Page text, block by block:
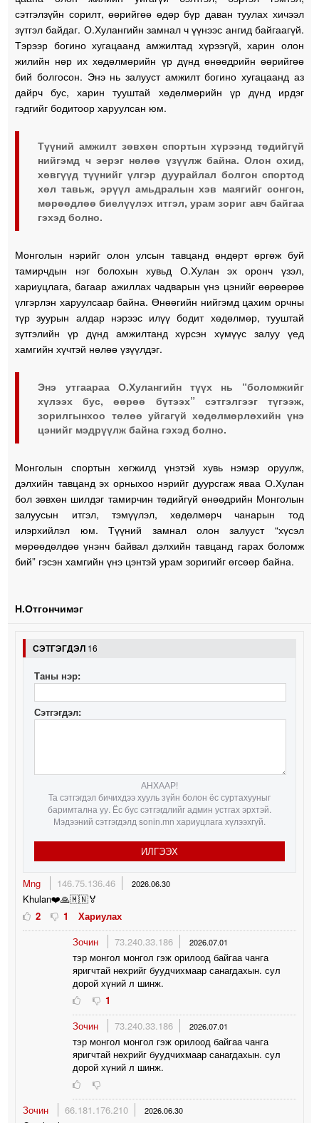
сэтгэлзүйн сорилт, өөрийгөө өдөр бүр даван туулах хичээл
зүтгэл байдаг. О.Хулангийн замнал ч үүнээс ангид байгаагүй.
Тэрээр богино хугацаанд амжилтад хүрээгүй, харин олон
жилийн нөр их хөдөлмөрийн үр дүнд өнөөдрийн өөрийгөө
бий болгосон. Энэ нь залууст амжилт богино хугацаанд аз
дайрч бус, харин тууштай хөдөлмөрийн үр дүнд ирдэг
гэдгийг бодитоор харуулсан юм.
Түүний амжилт зөвхөн спортын хүрээнд төдийгүй
нийгэмд ч эерэг нөлөө үзүүлж байна. Олон охид,
хөвгүүд түүнийг үлгэр дуурайлал болгон спортод
хөл тавьж, эрүүл амьдралын хэв маягийг сонгон,
мөрөөдлөө биелүүлэх итгэл, урам зориг авч байгаа
гэхэд болно.
Монголын нэрийг олон улсын тавцанд өндөрт өргөж буй
тамирчдын нэг болохын хувьд О.Хулан эх оронч үзэл,
хариуцлага, багаар ажиллах чадварын үнэ цэнийг өөрөөрөө
үлгэрлэн харуулсаар байна. Өнөөгийн нийгэмд цахим орчны
түр зуурын алдар нэрээс илүү бодит хөдөлмөр, тууштай
зүтгэлийн үр дүнд амжилтанд хүрсэн хүмүүс залуу үед
хамгийн хүчтэй нөлөө үзүүлдэг.
Энэ утгаараа О.Хулангийн түүх нь “боломжийг
хүлээх бус, өөрөө бүтээх” сэтгэлгээг түгээж,
зорилгынхоо төлөө уйгагүй хөдөлмөрлөхийн үнэ
цэнийг мэдрүүлж байна гэхэд болно.
Монголын спортын хөгжилд үнэтэй хувь нэмэр оруулж,
дэлхийн тавцанд эх орныхоо нэрийг дуурсгаж яваа О.Хулан
бол зөвхөн шилдэг тамирчин төдийгүй өнөөдрийн Монголын
залуусын итгэл, тэмүүлэл, хөдөлмөрч чанарын тод
илэрхийлэл юм. Түүний замнал олон залууст “хүсэл
мөрөөдөлдөө үнэнч байвал дэлхийн тавцанд гарах боломж
бий” гэсэн хамгийн үнэ цэнтэй урам зоригийг өгсөөр байна.
Н.Отгончимэг
СЭТГЭГДЭЛ 16
Таны нэр:
Сэтгэгдэл:
АНХААР!
Та сэтгэгдэл бичихдээ хууль зүйн болон ёс суртахууныг
баримтална уу. Ёс бус сэтгэгдлийг админ устгах эрхтэй.
Мэдээний сэтгэгдэлд sonin.mn хариуцлага хүлээхгүй.
ИЛГЭЭХ
Mng 146.75.136.46 2026.06.30
Khulan❤️🙏🇲🇳🏅
2
1
Хариулах
Зочин
73.240.33.186 2026.07.01
тэр монгол монгол гэж орилоод байгаа чанга
яригчтай нөхрийг буудчихмаар санагдахын. сул
дорой хүний л шинж.
1
Зочин
73.240.33.186 2026.07.01
тэр монгол монгол гэж орилоод байгаа чанга
яригчтай нөхрийг буудчихмаар санагдахын. сул
дорой хүний л шинж.
Зочин 66.181.176.210 2026.06.30